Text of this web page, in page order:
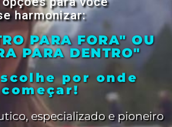
harmonizar:
PARA FORA" OU
PARA DENTRO"
por onde
começar!
especializado e pioneiro